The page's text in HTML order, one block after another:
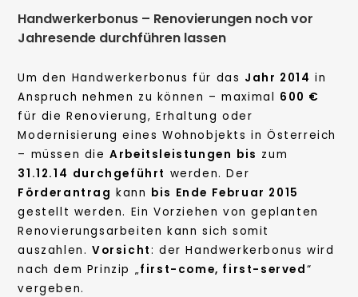
Handwerkerbonus – Renovierungen noch vor
Jahresende durchführen lassen
Um den Handwerkerbonus für das Jahr 2014 in
Anspruch nehmen zu können – maximal 600 €
für die Renovierung, Erhaltung oder
Modernisierung eines Wohnobjekts in Österreich
– müssen dieArbeitsleistungen bis zum
31.12.14 durchgeführt werden. Der
Förderantrag kann bis Ende Februar 2015
gestellt werden. Ein Vorziehen von geplanten
Renovierungsarbeiten kann sich somit
auszahlen. Vorsicht: der Handwerkerbonus wird
nach dem Prinzip „first-come, first-served“
vergeben.